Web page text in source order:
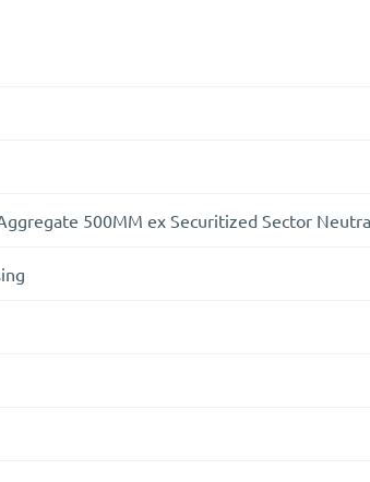
500MM ex Securitized Sector Neutral